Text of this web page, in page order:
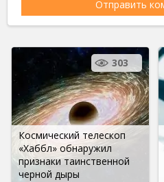
Космический телескоп
«Хаббл» обнаружил
признаки таинственной
черной дыры
303